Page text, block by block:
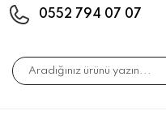
0552 794 07 07